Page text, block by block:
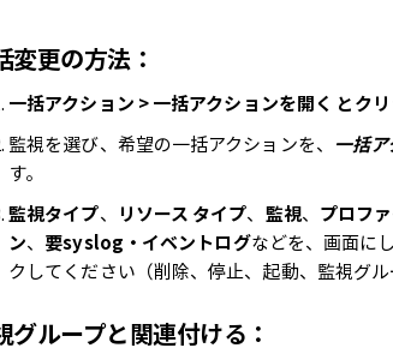
変更の方法：
一括アクション > 一括アクションを開く とク
監視を選び、希望の一括アクションを、 一括
す。
監視タイプ、 リソース タイプ、 監視、 プロフ
ン、 要syslog・イベントログなどを、画面に
クしてください（削除、停止、起動、監視グル
グループと関連付ける：